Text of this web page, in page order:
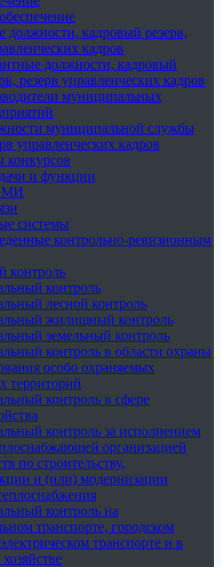
должности, кадровый резерв,
кадров
должности, кадровый
резерв управленческих кадров
муниципальных
муниципальной службы
управленческих кадров
конкурсов
и функции
системы
контрольно-ревизионным
контроль
контроль
лесной контроль
жилищный контроль
земельный контроль
контроль в области охраны
особо охраняемых
территорий
контроль в сфере
контроль за исполнением
организацией
по строительству,
и (или) модернизации
контроль на
транспорте, городском
транспорте и в